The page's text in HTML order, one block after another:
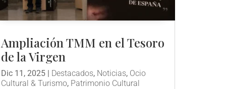
Ampliación TMM en el Tesoro
de la Virgen
Dic 11, 2025| Destacados, Noticias, Ocio
Cultural & Turismo, Patrimonio Cultural